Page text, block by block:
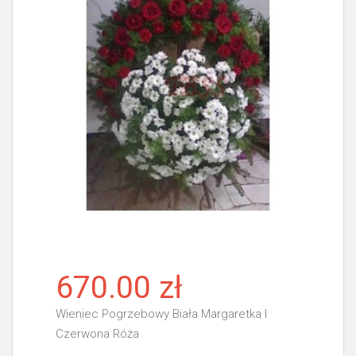
670.00 zł
Wieniec Pogrzebowy Biała Margaretka I
Czerwona Róża